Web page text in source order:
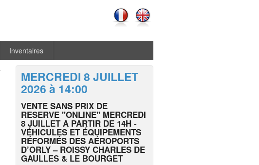
Inventaires
MERCREDI 8 JUILLET
2026 à 14:00
VENTE SANS PRIX DE
RESERVE "ONLINE" MERCREDI
8 JUILLET A PARTIR DE 14H -
VÉHICULES ET ÉQUIPEMENTS
RÉFORMÉS DES AÉROPORTS
D’ORLY – ROISSY CHARLES DE
GAULLES & LE BOURGET